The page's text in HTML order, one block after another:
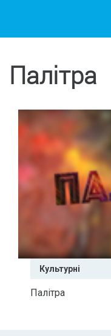
Палітра
Культурні
Палітра